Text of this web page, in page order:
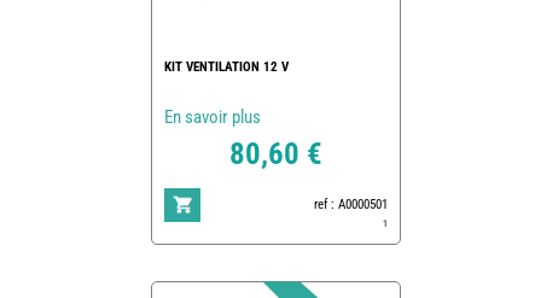
KIT VENTILATION 12 V
En savoir plus
80,60 €
ref : A0000501
1